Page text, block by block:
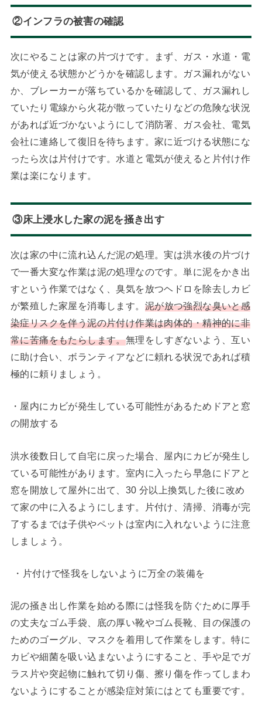
②インフラの被害の確認
次にやることは家の片づけです。まず、ガス・水道・電
気が使える状態かどうかを確認します。ガス漏れがない
か、ブレーカーが落ちているかを確認して、ガス漏れし
ていたり電線から火花が散っていたりなどの危険な状況
があれば近づかないようにして消防署、ガス会社、電気
会社に連絡して復旧を待ちます。家に近づける状態にな
ったら次は片付けです。水道と電気が使えると片付け作
業は楽になります。
③床上浸水した家の泥を掻き出す
次は家の中に流れ込んだ泥の処理。実は洪水後の片づけ
で一番大変な作業は泥の処理なのです。単に泥をかき出
すという作業ではなく、臭気を放つヘドロを除去しカビ
が繁殖した家屋を消毒します。 泥が放つ強烈な臭いと感
染症リスクを伴う泥の片付け作業は肉体的・精神的に非
常に苦痛をもたらします。無理をしすぎないよう、互い
に助け合い、ボランティアなどに頼れる状況であれば積
極的に頼りましょう。
・屋内にカビが発生している可能性があるためドアと窓
の開放する
洪水後数日して自宅に戻った場合、屋内にカビが発生し
ている可能性があります。室内に入ったら早急にドアと
窓を開放して屋外に出て、30 分以上換気した後に改め
て家の中に入るようにします。片付け、清掃、消毒が完
了するまでは子供やペットは室内に入れないように注意
しましょう。
・片付けで怪我をしないように万全の装備を
泥の掻き出し作業を始める際には怪我を防ぐために厚手
の丈夫なゴム手袋、底の厚い靴やゴム長靴、目の保護の
ためのゴーグル、マスクを着用して作業をします。特に
カビや細菌を吸い込まないようにすること、手や足でガ
ラス片や突起物に触れて切り傷、擦り傷を作ってしまわ
ないようにすることが感染症対策にはとても重要です。